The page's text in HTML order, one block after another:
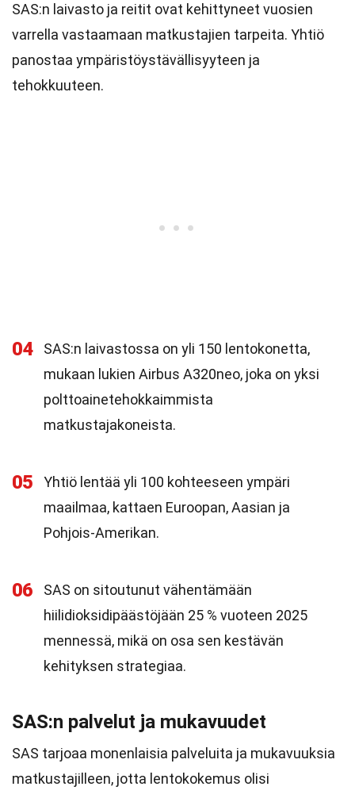
SAS:n laivasto ja reitit ovat kehittyneet vuosien
varrella vastaamaan matkustajien tarpeita. Yhtiö
panostaa ympäristöystävällisyyteen ja
tehokkuuteen.
04
SAS:n laivastossa on yli 150 lentokonetta,
mukaan lukien Airbus A320neo, joka on yksi
polttoainetehokkaimmista
matkustajakoneista.
05
Yhtiö lentää yli 100 kohteeseen ympäri
maailmaa, kattaen Euroopan, Aasian ja
Pohjois-Amerikan.
06
SAS on sitoutunut vähentämään
hiilidioksidipäästöjään 25 % vuoteen 2025
mennessä, mikä on osa sen kestävän
kehityksen strategiaa.
SAS:n palvelut ja mukavuudet
SAS tarjoaa monenlaisia palveluita ja mukavuuksia
matkustajilleen, jotta lentokokemus olisi